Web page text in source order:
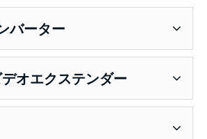
バーター
オエクステンダー